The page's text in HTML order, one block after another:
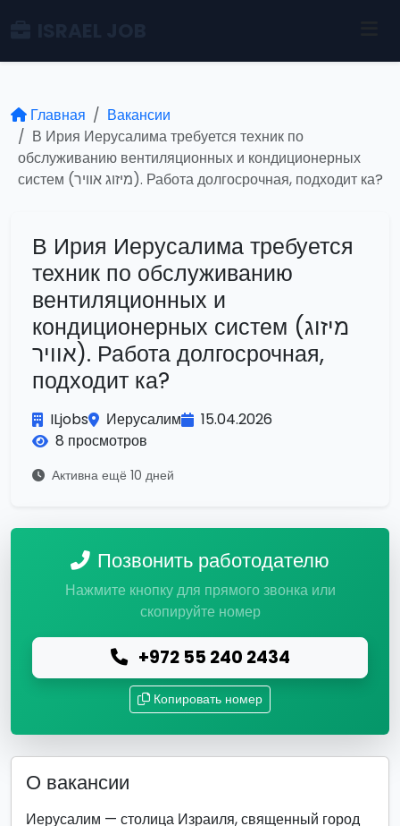
Главная
Вакансии
В Ирия Иерусалима требуется техник по
обслуживанию вентиляционных и кондиционерных
систем (מיזוג אוויר). Работа долгосрочная, подходит ка?
В Ирия Иерусалима требуется
техник по обслуживанию
вентиляционных и
кондиционерных систем (מיזוג
אוויר). Работа долгосрочная,
подходит ка?
ILjobs Иерусалим
15.04.2026
8 просмотров
Активна ещё 10 дней
Позвонить работодателю
Нажмите кнопку для прямого звонка или
скопируйте номер
+972 55 240 2434
Копировать номер
О вакансии
Иерусалим — столица Израиля, священный город